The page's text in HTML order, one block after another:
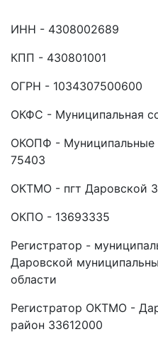
ИНН - 4308002689
КПП - 430801001
ОГРН - 1034307500600
ОКФС - Муниципальная
ОКОПФ - Муниципальные
75403
ОКТМО - пгт Даровской
ОКПО - 13693335
Регистратор -
Даровской
области
Регистратор ОКТМО -
район 33612000